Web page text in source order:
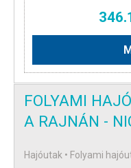
FOLYAMI
A RAJNÁN -
Hajóutak • Folyami